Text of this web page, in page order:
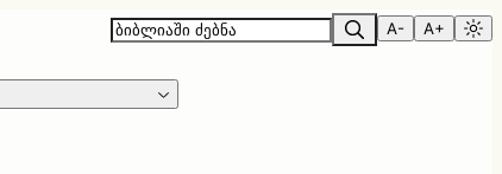
A- A+